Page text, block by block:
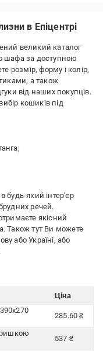
в Епіцентрі
великий каталог
шафа за доступною
розмір, форму і колір,
а також
від наших покупців.
кошиків під
будь-який інтер'єр
речей.
якісний
Також тут Ви можете
або Україні, або
Ціна
285.60 ₴
537 ₴